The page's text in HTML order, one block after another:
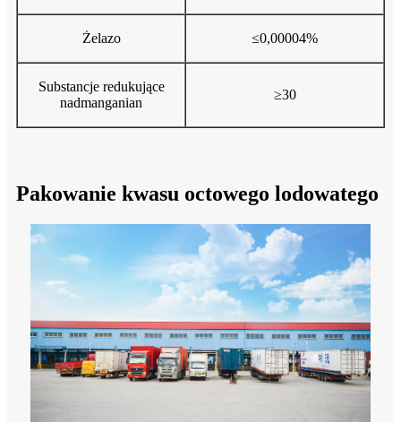
Żelazo ≤0,00004%
Substancje redukujące
nadmanganian
≥30
Pakowanie kwasu octowego lodowatego